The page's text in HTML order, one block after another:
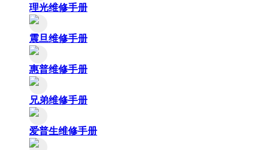
理光维修手册
震旦维修手册
惠普维修手册
兄弟维修手册
爱普生维修手册